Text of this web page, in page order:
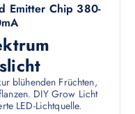
Emitter Chip 380-
blühenden Früchten,
DIY Grow Licht
LED-Lichtquelle.